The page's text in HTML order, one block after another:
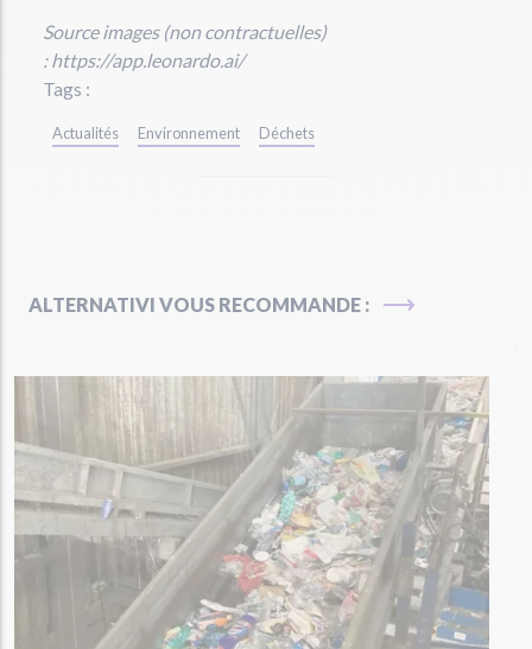
Source images (non contractuelles)
: https://app.leonardo.ai/
Tags :
Actualités Environnement Déchets
ALTERNATIVI VOUS RECOMMANDE :